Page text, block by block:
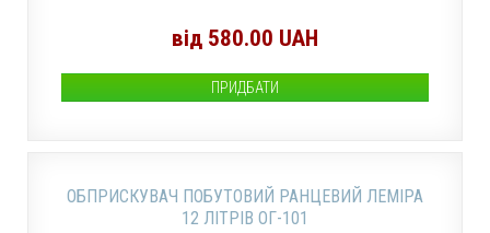
від 580.00 UAH
ПРИДБАТИ
ОБПРИСКУВАЧ ПОБУТОВИЙ РАНЦЕВИЙ ЛЕМІРА
12 ЛІТРІВ ОГ-101